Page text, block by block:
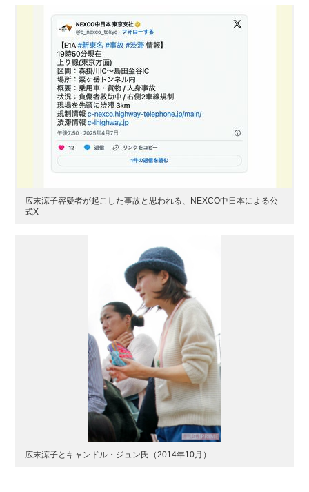
広末涼子容疑者が起こした事故と思われる、NEXCO中日本による公
式X
広末涼子とキャンドル・ジュン氏（2014年10月）